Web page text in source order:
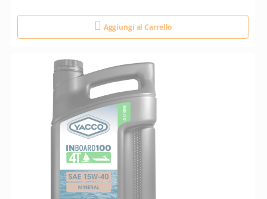
Aggiungi al Carrello